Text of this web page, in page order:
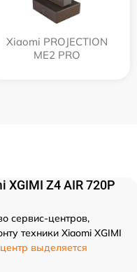
Xiaomi PROJECTION
ME2 PRO
Z4 AIR 720P
сервис-центров,
техники Xiaomi XGIMI
выделяется